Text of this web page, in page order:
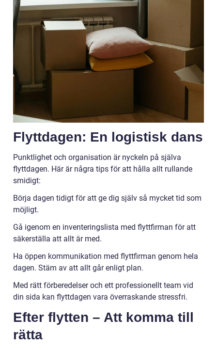
Flyttdagen: En logistisk dans
Punktlighet och organisation är nyckeln på själva
flyttdagen. Här är några tips för att hålla allt rullande
smidigt:
Börja dagen tidigt för att ge dig själv så mycket tid som
möjligt.
Gå igenom en inventeringslista med flyttfirman för att
säkerställa att allt är med.
Ha öppen kommunikation med flyttfirman genom hela
dagen. Stäm av att allt går enligt plan.
Med rätt förberedelser och ett professionellt team vid
din sida kan flyttdagen vara överraskande stressfri.
Efter flytten – Att komma till
rätta